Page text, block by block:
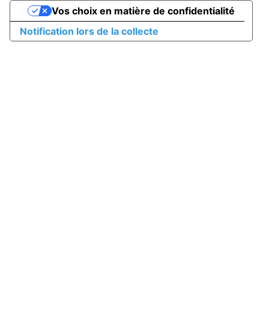
Notification lors de la collecte
Vos choix en matière de confidentialité